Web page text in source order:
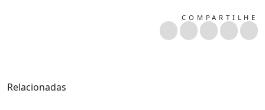
COMPARTILHE
Relacionadas